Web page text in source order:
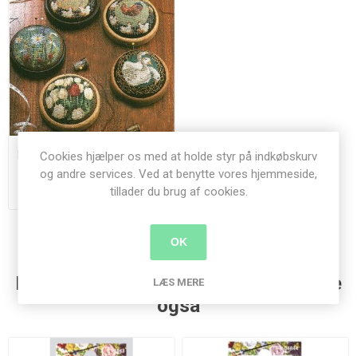
Nålepude broderier og baser
78,00 kr.
Kunder der har købt denne vare købte
også
Cookies hjælper os med at holde styr på indkøbskurv
og andre services. Ved at benytte vores hjemmeside,
tillader du brug af cookies.
OK
LÆS MERE